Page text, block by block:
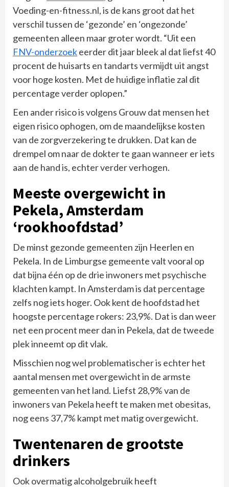
Voeding-en-fitness.nl, is de kans groot dat het
verschil tussen de ‘gezonde’ en ‘ongezonde’
gemeenten alleen maar groter wordt. “Uit een
FNV-onderzoekeerder dit jaar bleek al dat liefst 40
procent de huisarts en tandarts vermijdt uit angst
voor hoge kosten. Met de huidige inflatie zal dit
percentage verder oplopen.”
Een ander risico is volgens Grouw dat mensen het
eigen risico ophogen, om de maandelijkse kosten
van de zorgverzekering te drukken. Dat kan de
drempel om naar de dokter te gaan wanneer er iets
aan de hand is, echter verder verhogen.
Meeste overgewicht in
Pekela, Amsterdam
‘rookhoofdstad’
De minst gezonde gemeenten zijn Heerlen en
Pekela. In de Limburgse gemeente valt vooral op
dat bijna één op de drie inwoners met psychische
klachten kampt. In Amsterdam is dat percentage
zelfs nog iets hoger. Ook kent de hoofdstad het
hoogste percentage rokers: 23,9%. Dat is dan weer
net een procent meer dan in Pekela, dat de tweede
plek inneemt op dit vlak.
Misschien nog wel problematischer is echter het
aantal mensen met overgewicht in de armste
gemeenten van het land. Liefst 28,9% van de
inwoners van Pekela heeft te maken met obesitas,
nog eens 37,7% kampt met matig overgewicht.
Twentenaren de grootste
drinkers
Ook overmatig alcoholgebruik heeft